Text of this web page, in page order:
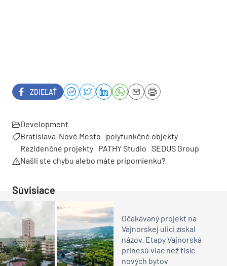
ZDIEĽAŤ
Development
Bratislava-Nové Mesto
polyfunkčné objekty
Rezidenčné projekty PATHY Studio SEDUS Group
Našli ste chybu alebo máte pripomienku?
Súvisiace
Očakávaný projekt na
Vajnorskej ulici získal
názov. Etapy Vajnorská
prinesú viac než tisíc
nových bytov